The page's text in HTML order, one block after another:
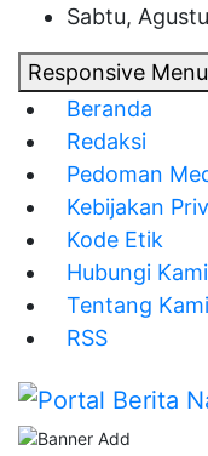
to
content
Sabtu,
Responsive Menu
Beranda
Redaksi
Pedoman
Kebijakan
Kode Etik
Hubungi Kami
Tentang Kami
RSS
Portal Berita